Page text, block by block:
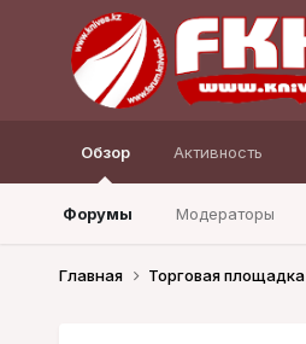
Обзор
Форумы Модераторы
Активность
Главная Торговая площадка